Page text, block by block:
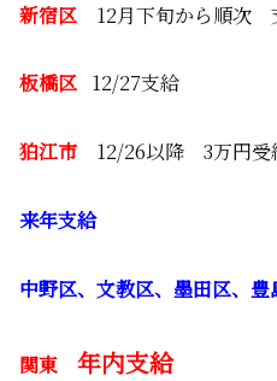
新宿区 12月下旬から順次
板橋区 12/27支給
狛江市 12/26以降 3万円受
来年支給
中野区、文教区、墨田区、豊
関東 年内支給